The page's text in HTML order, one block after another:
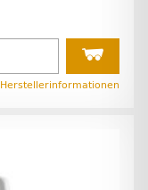
Herstellerinformationen